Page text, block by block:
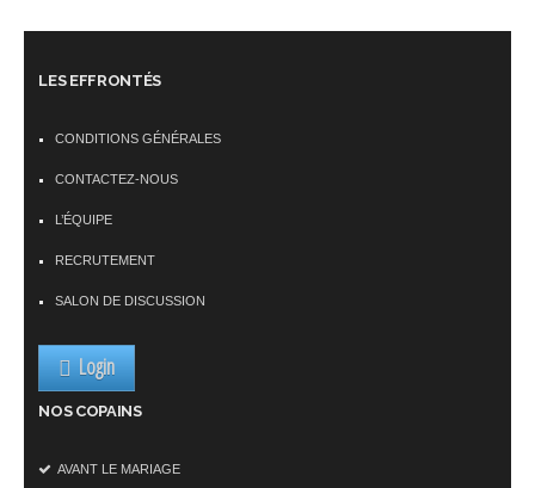
LES EFFRONTÉS
CONDITIONS GÉNÉRALES
CONTACTEZ-NOUS
L’ÉQUIPE
RECRUTEMENT
SALON DE DISCUSSION
Login
NOS COPAINS
AVANT LE MARIAGE